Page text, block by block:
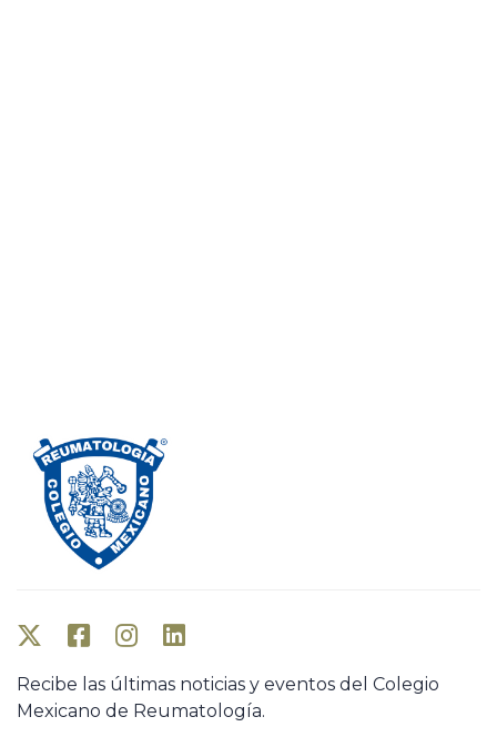
Recibe las últimas noticias y eventos del Colegio
Mexicano de Reumatología.